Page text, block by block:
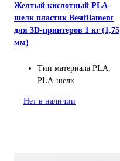
Желтый кислотный PLA-
шелк пластик Bestfilament
для 3D-принтеров 1 кг (1,75
мм)
Тип материала PLA,
PLA-шелк
Нет в наличии